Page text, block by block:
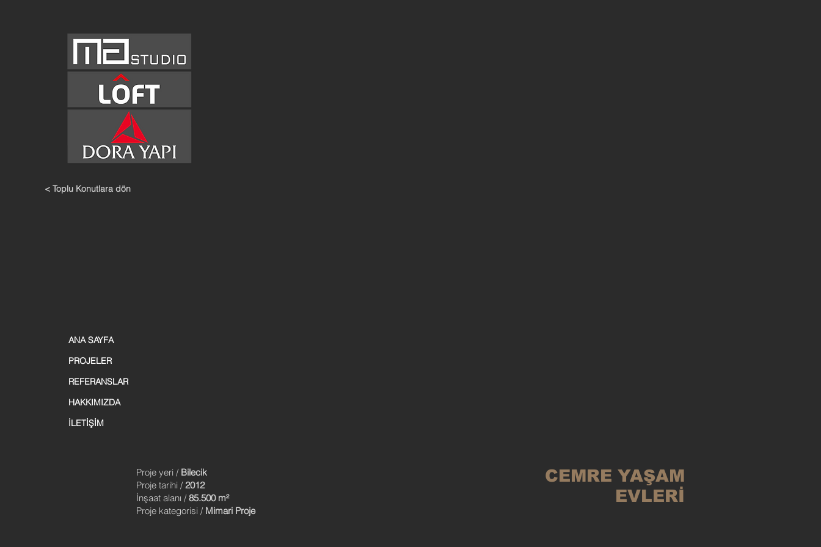
ANA SAYFA
PROJELER
REFERANSLAR
HAKKIMIZDA
İLETİŞİM
< Toplu Konutlara dön
Proje yeri / Bilecik
Proje tarihi /2012
İnşaat alanı /85.500 m²
Proje kategorisi /Mimari Proje
CEMRE YAŞAM
EVLERİ